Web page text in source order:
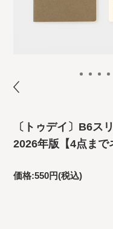
〔トゥデイ〕B6ス
2026年版【4点まで
価格:550円(税込)